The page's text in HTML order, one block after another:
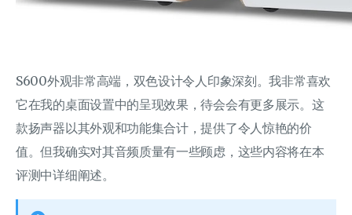
S600外观非常高端，双色设计令人印象深刻。我非常喜欢
它在我的桌面设置中的呈现效果，待会会有更多展示。这
款扬声器以其外观和功能集合计，提供了令人惊艳的价
值。但我确实对其音频质量有一些顾虑，这些内容将在本
评测中详细阐述。